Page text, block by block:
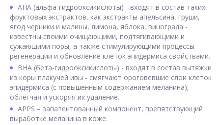
АНА (альфа-гидрооксикислоты) - входят в состав таких
фруктовых экстрактов, как экстракты апельсина, груши,
ягод черники и малины, лимона, яблока, винограда -
известны своими очищающими, подтягивающими и
сужающими поры, а также стимулирующими процессы
регенерации и обновление клеток эпидермиса свойствами.
ВНА (бета-гидрооксикислоты) - входят в состав вытяжки
из коры плакучей ивы - смягчают ороговевшие слои клеток
эпидермиса (с повышенным содержанием меланина),
облегчая и ускоряя их удаление.
APPS – запатентованный компонент, препятствующий
выработке меланина в коже.